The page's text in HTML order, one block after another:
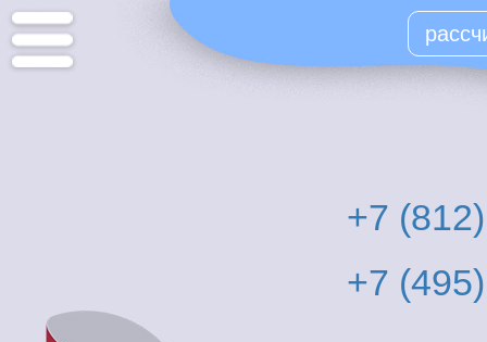
Перейти
+7
+7